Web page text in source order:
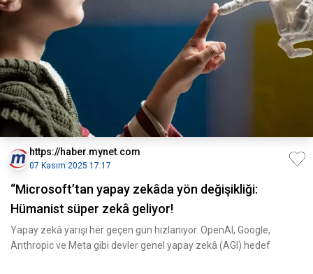
https://haber.mynet.com
07 Kasım 2025 17:17
“Microsoft’tan yapay zekâda yön değişikliği:
Hümanist süper zekâ geliyor!
Yapay zekâ yarışı her geçen gün hızlanıyor. OpenAI, Google,
Anthropic ve Meta gibi devler genel yapay zekâ (AGI) hedef